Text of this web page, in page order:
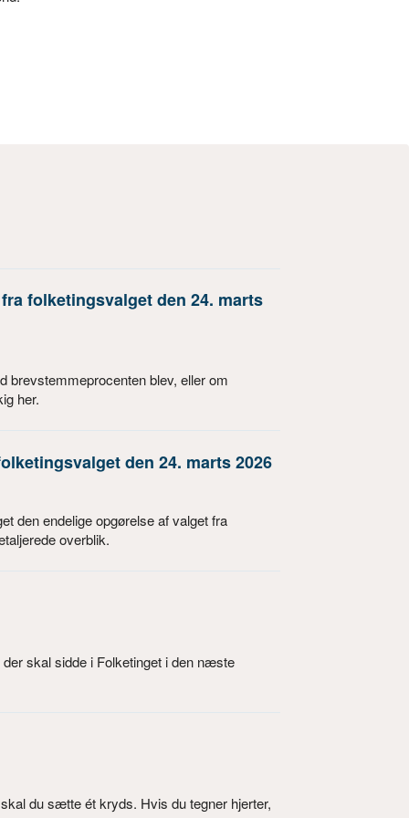
folketingsvalget den 24. marts
brevstemmeprocenten blev, eller om
her.
den 24. marts 2026
den endelige opgørelse af valget fra
overblik.
skal sidde i Folketinget i den næste
du sætte ét kryds. Hvis du tegner hjerter,